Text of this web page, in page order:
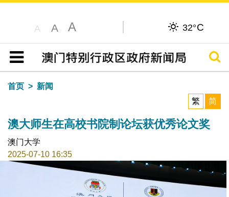
A A A 32°C
目录
搜寻
首页
新闻
繁
简
澳大师生在高校书院制论坛获优秀论文奖
澳门大学
2025-07-10 16:35